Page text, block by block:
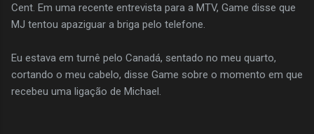
Cent. Em uma recente entrevista para a MTV, Game disse que
MJ tentou apaziguar a briga pelo telefone.
Eu estava em turnê pelo Canadá, sentado no meu quarto,
cortando o meu cabelo, disse Game sobre o momento em que
recebeu uma ligação de Michael.